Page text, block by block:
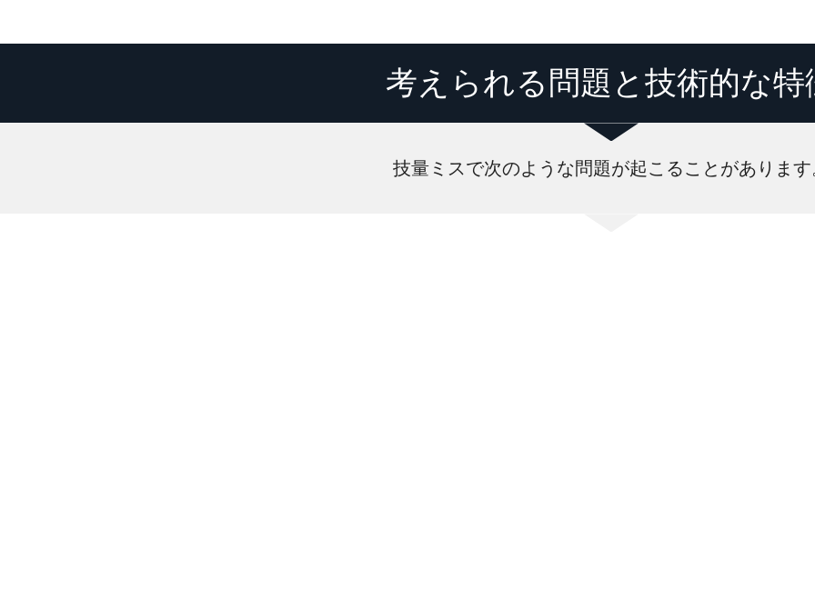
考えられる問題と技術的な特
技量ミスで次のような問題が起こることがありま